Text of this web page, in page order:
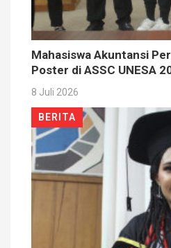
Mahasiswa Akuntansi
Poster di ASSC UNESA
8 Juli 2026
BERITA